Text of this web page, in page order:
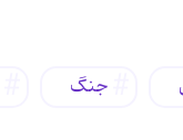
جنگ